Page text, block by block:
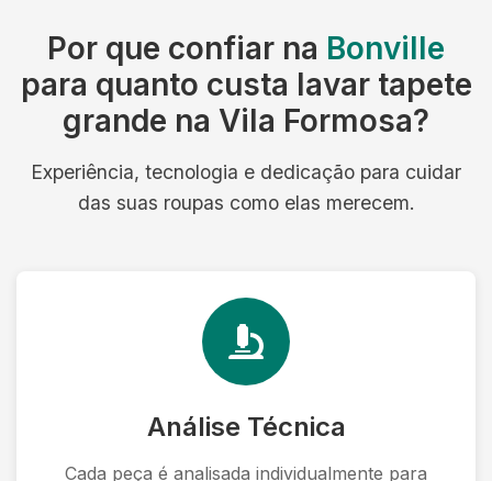
Por que confiar na Bonville
para quanto custa lavar tapete
grande na Vila Formosa?
Experiência, tecnologia e dedicação para cuidar
das suas roupas como elas merecem.
Análise Técnica
Cada peça é analisada individualmente para